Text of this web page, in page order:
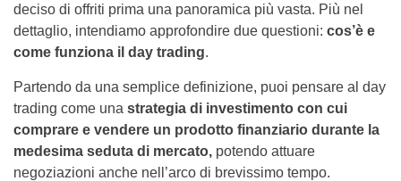
deciso di offriti prima una panoramica più vasta. Più nel
dettaglio, intendiamo approfondire due questioni: cos’è e
come funziona il day trading.
Partendo da una semplice definizione, puoi pensare al day
trading come una strategia di investimento con cui
comprare e vendere un prodotto finanziario durante la
medesima seduta di mercato, potendo attuare
negoziazioni anche nell’arco di brevissimo tempo.